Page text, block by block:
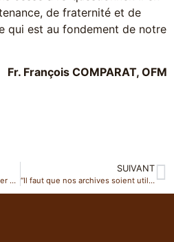
de fraternité et de
qui est au fondement de notre
Fr. François COMPARAT, OFM
Du virtuel au fraternel, le premier café Zoom de la province !
SUIVANT
“Il faut que nos archives soient utiles”